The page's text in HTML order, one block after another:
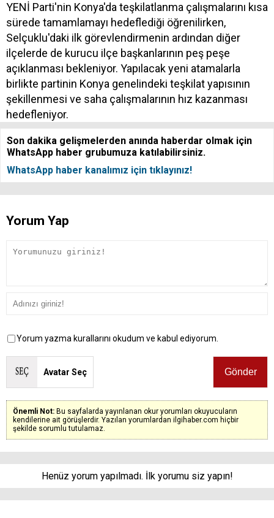
YENİ Parti'nin Konya'da teşkilatlanma çalışmalarını kısa
sürede tamamlamayı hedeflediği öğrenilirken,
Selçuklu'daki ilk görevlendirmenin ardından diğer
ilçelerde de kurucu ilçe başkanlarının peş peşe
açıklanması bekleniyor. Yapılacak yeni atamalarla
birlikte partinin Konya genelindeki teşkilat yapısının
şekillenmesi ve saha çalışmalarının hız kazanması
hedefleniyor.
Son dakika gelişmelerden anında haberdar olmak için
WhatsApp haber grubumuza katılabilirsiniz.
WhatsApp haber kanalımız için tıklayınız!
Yorum Yap
Yorum yazma kurallarını okudum ve kabul ediyorum.
Avatar Seç
Önemli Not: Bu sayfalarda yayınlanan okur yorumları okuyucuların
kendilerine ait görüşlerdir. Yazılan yorumlardan ilgihaber.com hiçbir
şekilde sorumlu tutulamaz.
Henüz yorum yapılmadı. İlk yorumu siz yapın!